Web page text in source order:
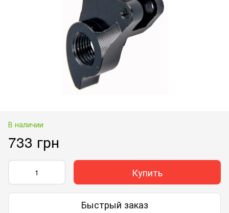
В наличии
733 грн
Купить
Быстрый заказ